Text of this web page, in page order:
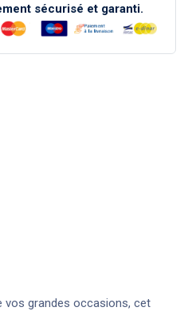
sécurisé et garanti.
vos grandes occasions, cet